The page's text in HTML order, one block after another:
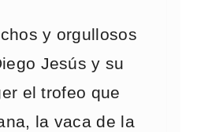
y orgullosos
Jesús y su
el trofeo que
la vaca de la